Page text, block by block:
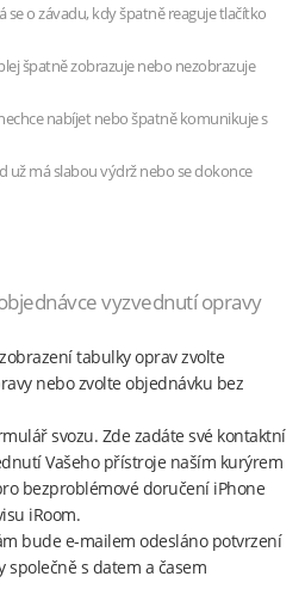
o závadu, kdy špatně reaguje tlačítko
špatně zobrazuje nebo nezobrazuje
nabíjet nebo špatně komunikuje s
už má slabou výdrž nebo se dokonce
vyzvednutí opravy
tabulky oprav zvolte
nebo zvolte objednávku bez
svozu. Zde zadáte své kontaktní
Vašeho přístroje naším kurýrem
bezproblémové doručení iPhone
iRoom.
bude e-mailem odesláno potvrzení
společně s datem a časem